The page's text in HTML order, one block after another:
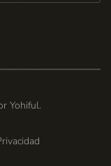
Yohiful.